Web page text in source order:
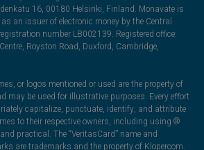
16, 00180 Helsinki, Finland. Monavate is
an issuer of electronic money by the Central
number LB002139. Registered office:
Royston Road, Duxford, Cambridge,
or logos mentioned or used are the property of
may be used for illustrative purposes. Every effort
capitalize, punctuate, identify, and attribute
to their respective owners, including using ®
practical. The “VeritasCard” name and
are trademarks and the property of Klopercom.